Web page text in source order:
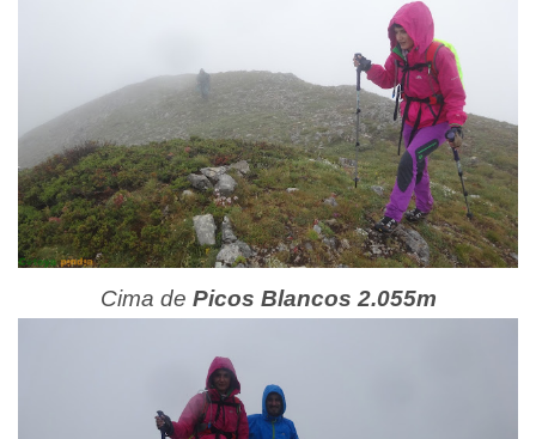
Cima de Picos Blancos 2.055m